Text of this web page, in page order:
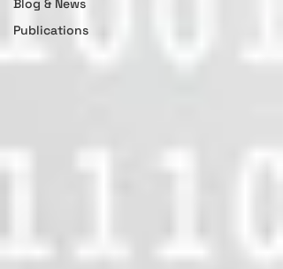
Blog & News
Publications